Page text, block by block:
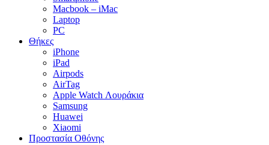
Macbook – iMac
Laptop
PC
Θήκες
iPhone
iPad
Airpods
AirTag
Apple Watch Λουράκια
Samsung
Huawei
Xiaomi
Προστασία Οθόνης